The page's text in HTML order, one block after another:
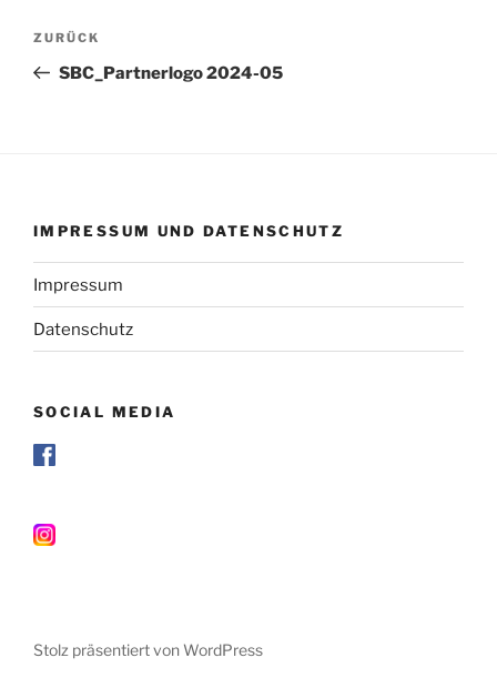
Beitragsnavigation
Vorheriger
Beitrag
ZURÜCK
SBC_Partnerlogo 2024-05
IMPRESSUM UND DATENSCHUTZ
Impressum
Datenschutz
SOCIAL MEDIA
Stolz präsentiert von WordPress